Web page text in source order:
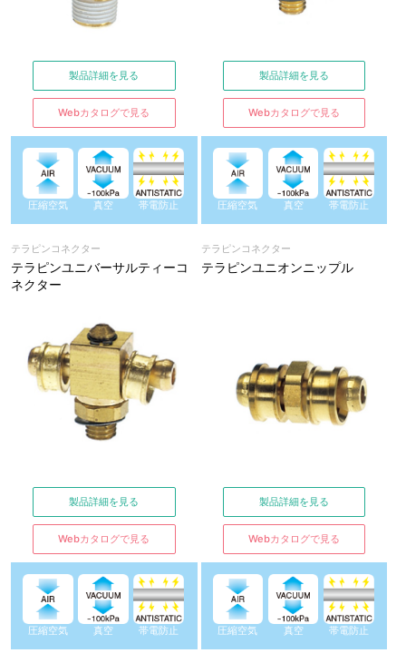
製品詳細を見る
Webカタログで見る
圧縮空気 真空 帯電防止
製品詳細を見る
Webカタログで見る
圧縮空気 真空 帯電防止
テラピンコネクター
テラピンユニバーサルティーコ
ネクター
製品詳細を見る
Webカタログで見る
圧縮空気 真空 帯電防止
テラピンコネクター
テラピンユニオンニップル
製品詳細を見る
Webカタログで見る
圧縮空気 真空 帯電防止